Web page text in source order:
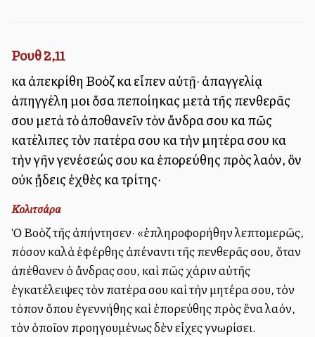
Ρουθ 2,11
καὶ ἀπεκρίθη Βοὸζ καὶ εἶπεν αὐτῇ· ἀπαγγελίᾳ
ἀπηγγέλη μοι ὅσα πεποίηκας μετὰ τῆς πενθερᾶς
σου μετὰ τὸ ἀποθανεῖν τὸν ἄνδρα σου καὶ πῶς
κατέλιπες τὸν πατέρα σου καὶ τὴν μητέρα σου καὶ
τὴν γῆν γενέσεώς σου καὶ ἐπορεύθης πρὸς λαόν, ὃν
οὐκ ᾔδεις ἐχθὲς καὶ τρίτης·
Κολιτσάρα
Ὁ Βοὸζ τῆς ἀπήντησεν· «ἐπληροφορήθην λεπτομερῶς,
πόσον καλὰ ἐφέρθης ἀπέναντι τῆς πενθερᾶς σου, ὅταν
ἀπέθανεν ὁ ἄνδρας σου, καὶ πῶς χάριν αὐτῆς
ἐγκατέλειψες τὸν πατέρα σου καὶ τὴν μητέρα σου, τὸν
τόπον ὅπου ἐγεννήθης καὶ ἐπορεύθης πρὸς ἕνα λαόν,
τὸν ὁποῖον προηγουμένως δὲν εἶχες γνωρίσει.